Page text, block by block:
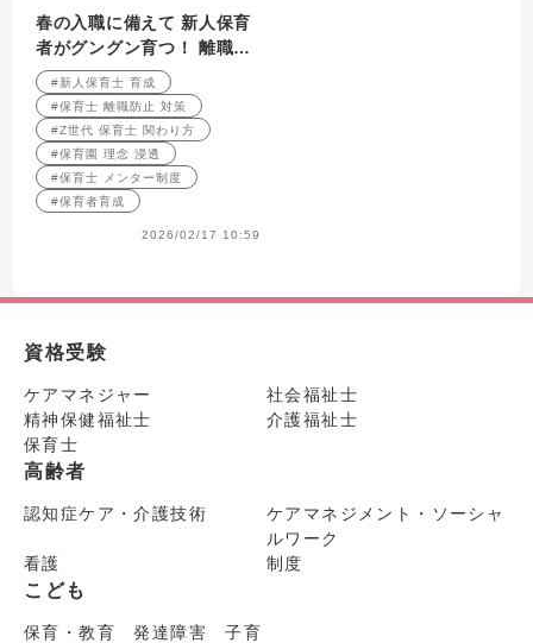
春の入職に備えて 新人保育
者がグングン育つ！ 離職を
防ぎ、組織を活性化させる
「育成のさじ加減」とは？
#新人保育士 育成
#保育士 離職防止 対策
#Z世代 保育士 関わり方
#保育園 理念 浸透
#保育士 メンター制度
#保育者育成
2026/02/17 10:59
資格受験
ケアマネジャー
社会福祉士
精神保健福祉士
介護福祉士
保育士
高齢者
認知症ケア・介護技術
ケアマネジメント・ソーシャ
ルワーク
看護
制度
こども
保育・教育 発達障害 子育